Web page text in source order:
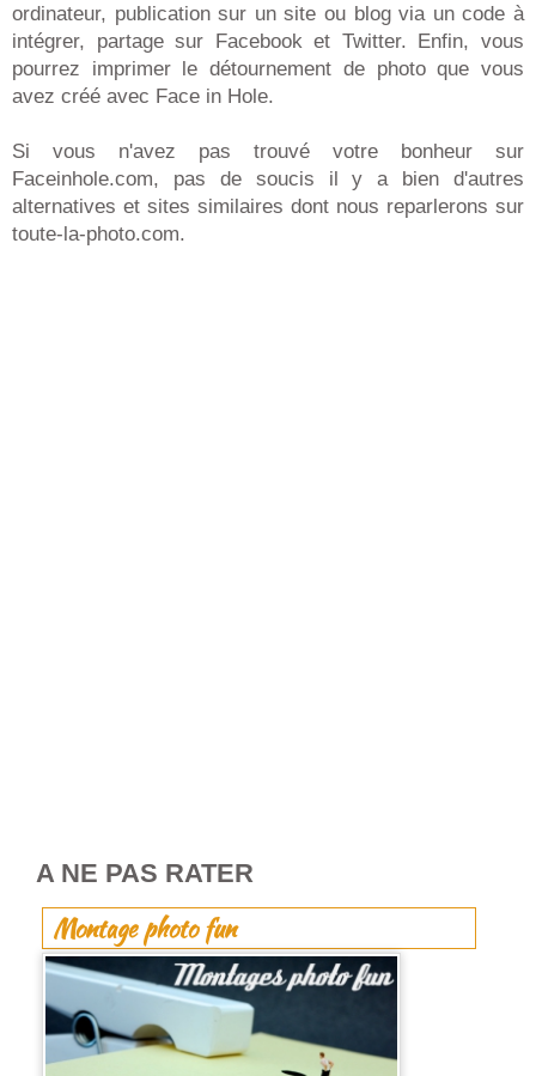
ordinateur, publication sur un site ou blog via un code à
intégrer, partage sur Facebook et Twitter. Enfin, vous
pourrez imprimer le détournement de photo que vous
avez créé avec Face in Hole.
Si vous n'avez pas trouvé votre bonheur sur
Faceinhole.com, pas de soucis il y a bien d'autres
alternatives et sites similaires dont nous reparlerons sur
toute-la-photo.com.
A NE PAS RATER
Montage photo fun